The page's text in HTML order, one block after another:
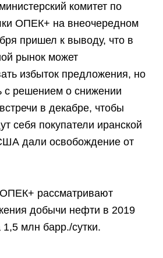
комитет по
ОПЕК+ на внеочередном
пришел к выводу, что в
рынок может
избыток предложения, но
с решением о снижении
в декабре, чтобы
себя покупатели иранской
дали освобождение от
рассматривают
добычи нефти в 2019
млн барр./сутки.